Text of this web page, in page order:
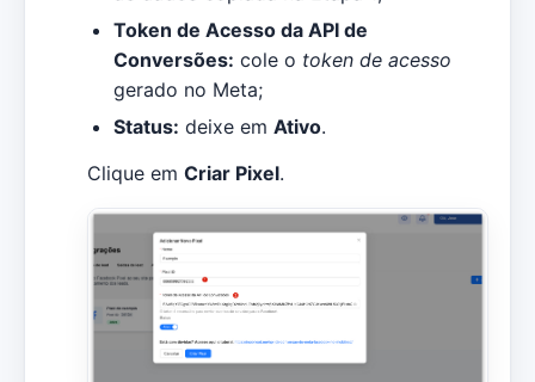
Token de Acesso da API de
Conversões: cole o token de acesso
gerado no Meta;
Status: deixe em Ativo.
Clique em Criar Pixel.